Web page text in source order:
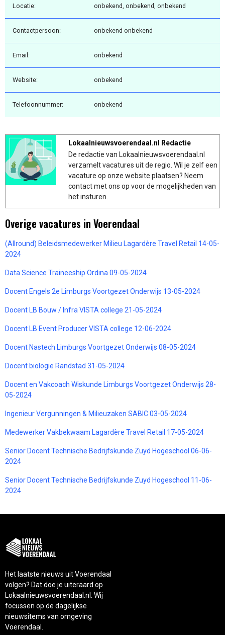
Locatie: onbekend, onbekend, onbekend
Contactpersoon: onbekend onbekend
Email: onbekend
Website: onbekend
Telefoonnummer: onbekend
Lokaalnieuwsvoerendaal.nl Redactie
De redactie van Lokaalnieuwsvoerendaal.nl
verzamelt vacatures uit de regio. Wil je zelf een
vacature op onze website plaatsen? Neem
contact met ons op voor de mogelijkheden van
het insturen.
Overige vacatures in Voerendaal
(Allround) Beleidsmedewerker Milieu Lagardère Travel Retail 14-05-
2024
Data Science Traineeship Ordina 09-05-2024
Docent Engels 2e Limburgs Voortgezet Onderwijs 13-05-2024
Docent LB Bouw / Infra VISTA college 21-05-2024
Docent LB Event Producer VISTA college 12-06-2024
Docent Nastech Limburgs Voortgezet Onderwijs 08-05-2024
Docent biologie Randstad 31-05-2024
Docent en Vakcoach Wiskunde Limburgs Voortgezet Onderwijs 28-
05-2024
Ingenieur Vergunningen & Milieuzaken SABIC 03-05-2024
Medewerker Vakbekwaam Lagardère Travel Retail 17-05-2024
Senior Docent Technische Bedrijfskunde Zuyd Hogeschool 06-06-
2024
Senior Docent Technische Bedrijfskunde Zuyd Hogeschool 11-06-
2024
Het laatste nieuws uit Voerendaal
volgen? Dat doe je uiteraard op
Lokaalnieuwsvoerendaal.nl. Wij
focussen op de dagelijkse
nieuwsitems van omgeving
Voerendaal.